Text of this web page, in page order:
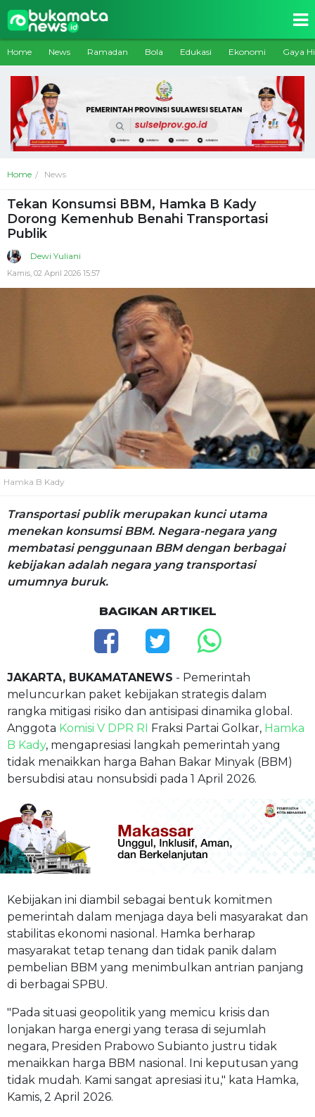
Home News Ramadan Bola Edukasi Ekonomi Gaya
Home News
Tekan Konsumsi BBM, Hamka B Kady
Dorong Kemenhub Benahi Transportasi
Publik
Dewi Yuliani
Kamis, 02 April 2026 15:57
Hamka B Kady
Transportasi publik merupakan kunci utama
menekan konsumsi BBM. Negara-negara yang
membatasi penggunaan BBM dengan berbagai
kebijakan adalah negara yang transportasi
umumnya buruk.
BAGIKAN ARTIKEL
JAKARTA, BUKAMATANEWS - Pemerintah
meluncurkan paket kebijakan strategis dalam
rangka mitigasi risiko dan antisipasi dinamika global.
Anggota Komisi V DPR RI Fraksi Partai Golkar, Hamka
B Kady, mengapresiasi langkah pemerintah yang
tidak menaikkan harga Bahan Bakar Minyak (BBM)
bersubdisi atau nonsubsidi pada 1 April 2026.
Kebijakan ini diambil sebagai bentuk komitmen
pemerintah dalam menjaga daya beli masyarakat dan
stabilitas ekonomi nasional. Hamka berharap
masyarakat tetap tenang dan tidak panik dalam
pembelian BBM yang menimbulkan antrian panjang
di berbagai SPBU.
"Pada situasi geopolitik yang memicu krisis dan
lonjakan harga energi yang terasa di sejumlah
negara, Presiden Prabowo Subianto justru tidak
menaikkan harga BBM nasional. Ini keputusan yang
tidak mudah. Kami sangat apresiasi itu," kata Hamka,
Kamis, 2 April 2026.